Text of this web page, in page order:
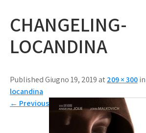
CHANGELING-
LOCANDINA
Published Giugno 19, 2019 at209 × 300in
locandina
← Previous